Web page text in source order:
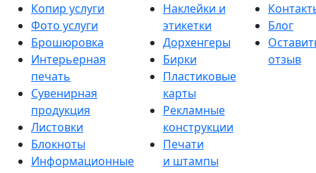
Копир услуги
Фото услуги
Брошюровка
Интерьерная
печать
Сувенирная
продукция
Листовки
Блокноты
Информационные
Наклейки и
этикетки
Дорхенгеры
Бирки
Пластиковые
карты
Рекламные
конструкции
Печати
и штампы
Блог
отзыв